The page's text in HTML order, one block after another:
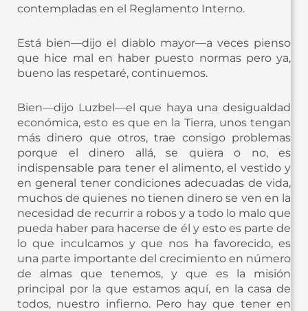
contempladas en el Reglamento Interno.
Está bien—dijo el diablo mayor—a veces pienso
que hice mal en haber puesto normas pero ya,
bueno las respetaré, continuemos.
Bien—dijo Luzbel—el que haya una desigualdad
económica, esto es que en la Tierra, unos tengan
más dinero que otros, trae consigo problemas
porque el dinero allá, se quiera o no, es
indispensable para tener el alimento, el vestido y
en general tener condiciones adecuadas de vida,
muchos de quienes no tienen dinero se ven en la
necesidad de recurrir a robos y a todo lo malo que
pueda haber para hacerse de él y esto es parte de
lo que inculcamos y que nos ha favorecido, es
una parte importante del crecimiento en número
de almas que tenemos, y que es la misión
principal por la que estamos aquí, en la casa de
todos, nuestro infierno. Pero hay que tener en